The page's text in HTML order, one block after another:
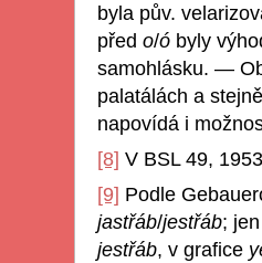
byla pův.
před o/ó byly
samohlásku. —
palatálách a
napovídá i
[8] V BSL 49,
[9] Podle
jastřáb/jestřáb;
jestřáb, v grafice